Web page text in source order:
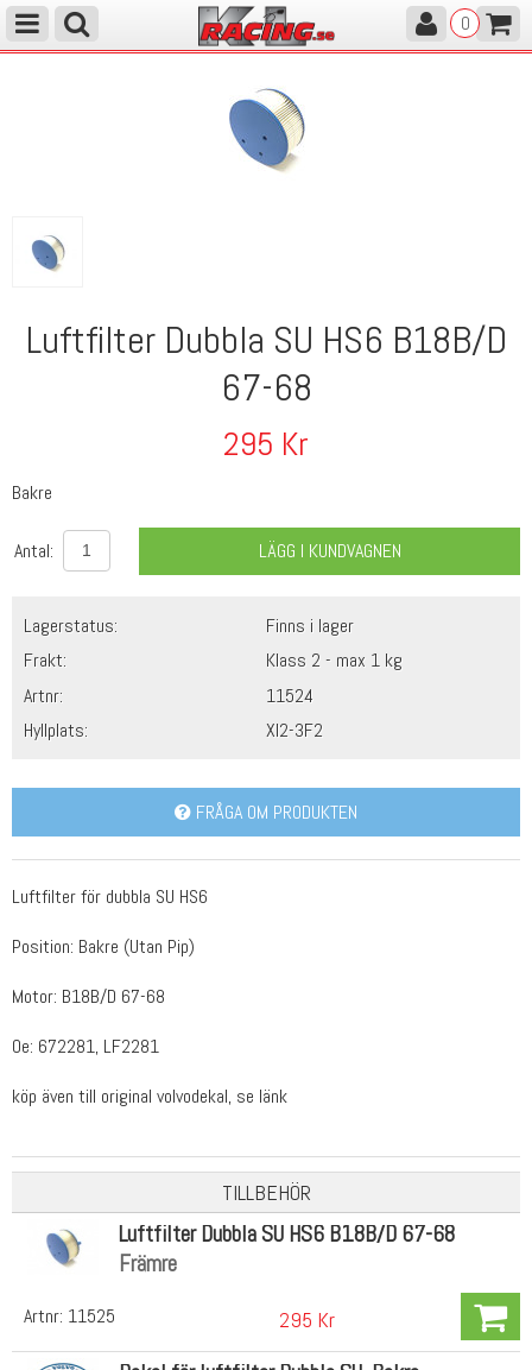
0
Luftfilter Dubbla SU HS6 B18B/D
67-68
295 Kr
Bakre
Antal: LÄGG I KUNDVAGNEN
Lagerstatus:
Finns i lager
Frakt:
Klass 2 - max 1 kg
Artnr:
11524
Hyllplats:
XI2-3F2
FRÅGA OM PRODUKTEN
Luftfilter för dubbla SU HS6
Position: Bakre (Utan Pip)
Motor: B18B/D 67-68
Oe: 672281, LF2281
köp även till original volvodekal, se länk
TILLBEHÖR
Artnr: 11525
Luftfilter Dubbla SU HS6 B18B/D 67-68
Främre
295 Kr